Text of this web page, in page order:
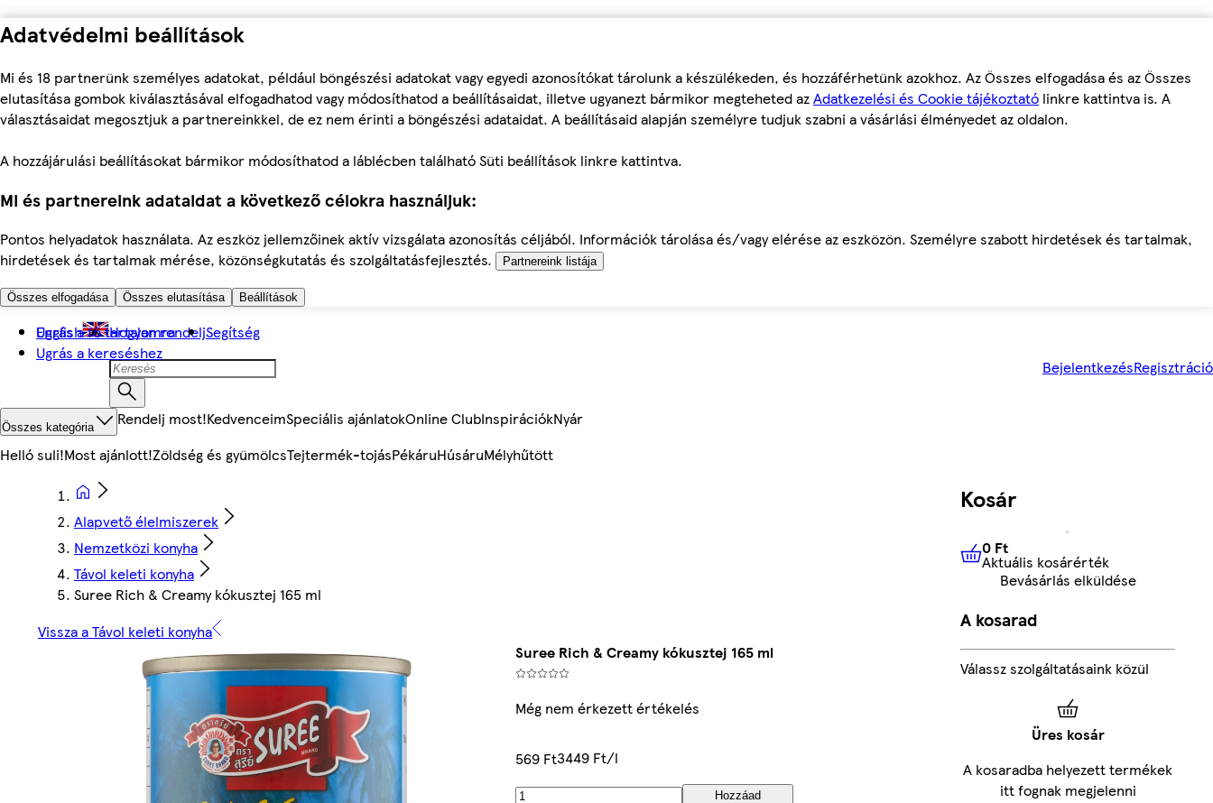
Adatvédelmi beállítások
Mi és 18 partnerünk személyes adatokat, például böngészési adatokat vagy egyedi azonosítókat tárolunk a készülékeden, és hozzáférhetünk azokhoz. Az Összes elfogadása és az Összes
elutasítása gombok kiválasztásával elfogadhatod vagy módosíthatod a beállításaidat, illetve ugyanezt bármikor megteheted azAdatkezelési és Cookie tájékoztató linkre kattintva is. A
választásaidat megosztjuk a partnereinkkel, de ez nem érinti a böngészési adataidat. A beállításaid alapján személyre tudjuk szabni a vásárlási élményedet az oldalon.
A hozzájárulási beállításokat bármikor módosíthatod a láblécben található Süti beállítások linkre kattintva.
Mi és partnereink adataidat a következő célokra használjuk:
Pontos helyadatok használata. Az eszköz jellemzőinek aktív vizsgálata azonosítás céljából. Információk tárolása és/vagy elérése az eszközön. Személyre szabott hirdetések és tartalmak,
hirdetések és tartalmak mérése, közönségkutatás és szolgáltatásfejlesztés.
Partnereink listája
Összes elfogadása Összes elutasítása Beállítások
Ugrás a fő tartalomra
Ugrás a kereséshez
English Hogyan rendeljSegítség
BejelentkezésRegisztráció
Összes kategória Rendelj most!KedvenceimSpeciális ajánlatokOnline ClubInspirációkNyár
Helló suli!Most ajánlott!Zöldség és gyümölcsTejtermék-tojásPékáruHúsáruMélyhűtött
Alapvető élelmiszerek
Nemzetközi konyha
Távol keleti konyha
Suree Rich & Creamy kókusztej 165 ml
Vissza a Távol keleti konyha
Suree Rich & Creamy kókusztej 165 ml
Még nem érkezett értékelés
569 Ft3449 Ft/l
Hozzáad
Kosár
0 FtAktuális kosárérték
0 Ft
Aktuális kosárérték
Bevásárlás elküldése
A kosarad
Válassz szolgáltatásaink közül
Üres kosár
A kosaradba helyezett termékek
itt fognak megjelenni